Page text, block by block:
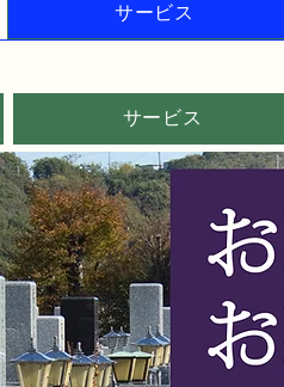
サービス
サービス